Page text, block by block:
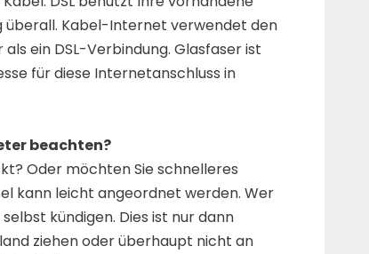
überall. Kabel-Internet verwendet den
ein DSL-Verbindung. Glasfaser ist
für diese Internetanschluss in
beachten?
Oder möchten Sie schnelleres
kann leicht angeordnet werden. Wer
kündigen. Dies ist nur dann
ziehen oder überhaupt nicht an